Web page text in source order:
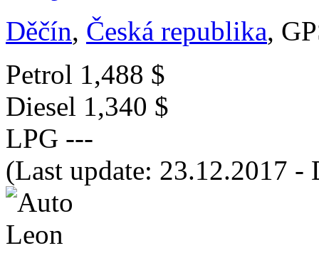
Děčín, Česká republika,
Petrol 1,488 $
Diesel 1,340 $
LPG ---
(Last update: 23.12.2017 -